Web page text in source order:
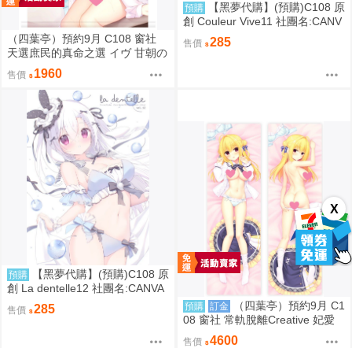
X
（四葉亭）預約9月 C108 窗社
天選庶民的真命之選 イヴ 甘朝の
彼シャツver B1&B2掛軸 0814
售價 1960
預購
【黑夢代購】(預購)C108 原
創 Couleur Vive11 社團名:CANV
AS+GARDEN 繪師:宮坂みゆ
售價 285
預購
【黑夢代購】(預購)C108 原
創 La dentelle12 社團名:CANVA
S+GARDEN 繪師:宮坂みゆ
售價 285 預購 訂金
（四葉亭）預約9月 C1
08 窗社 常軌脫離Creative 妃愛
抱枕套 0814
售價 4600